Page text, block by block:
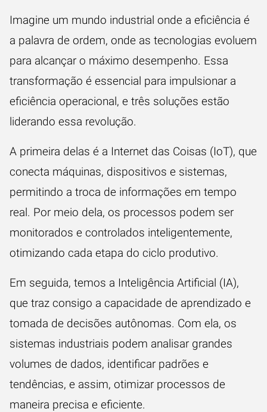
Imagine um mundo industrial onde a eficiência é
a palavra de ordem, onde as tecnologias evoluem
para alcançar o máximo desempenho. Essa
transformação é essencial para impulsionar a
eficiência operacional, e três soluções estão
liderando essa revolução.
A primeira delas é a Internet das Coisas (IoT), que
conecta máquinas, dispositivos e sistemas,
permitindo a troca de informações em tempo
real. Por meio dela, os processos podem ser
monitorados e controlados inteligentemente,
otimizando cada etapa do ciclo produtivo.
Em seguida, temos a Inteligência Artificial (IA),
que traz consigo a capacidade de aprendizado e
tomada de decisões autônomas. Com ela, os
sistemas industriais podem analisar grandes
volumes de dados, identificar padrões e
tendências, e assim, otimizar processos de
maneira precisa e eficiente.